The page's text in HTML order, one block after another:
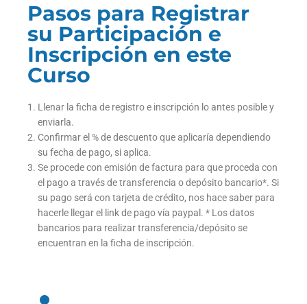
Pasos para Registrar
su Participación e
Inscripción en este
Curso
Llenar la ficha de registro e inscripción lo antes posible y
enviarla.
Confirmar el % de descuento que aplicaría dependiendo
su fecha de pago, si aplica.
Se procede con emisión de factura para que proceda con
el pago a través de transferencia o depósito bancario*. Si
su pago será con tarjeta de crédito, nos hace saber para
hacerle llegar el link de pago vía paypal. * Los datos
bancarios para realizar transferencia/depósito se
encuentran en la ficha de inscripción.